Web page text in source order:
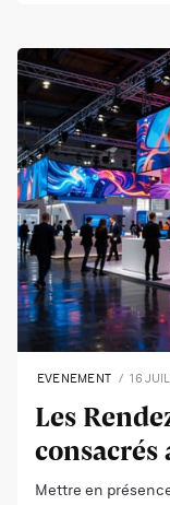
EVENEMENT 16
Les
Mettre en